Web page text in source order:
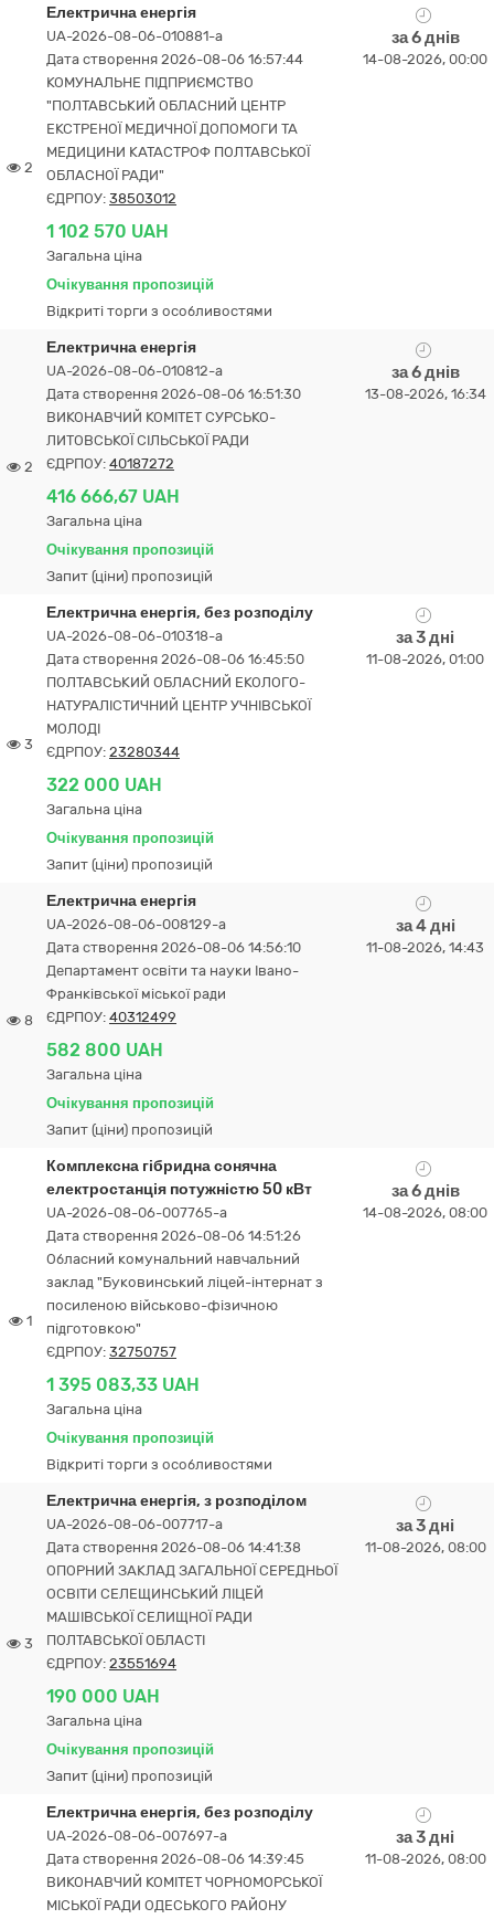
2
Електрична енергія
UA-2026-08-06-010881-a
Дата створення 2026-08-06 16:57:44
КОМУНАЛЬНЕ ПІДПРИЄМСТВО
"ПОЛТАВСЬКИЙ ОБЛАСНИЙ ЦЕНТР
ЕКСТРЕНОЇ МЕДИЧНОЇ ДОПОМОГИ ТА
МЕДИЦИНИ КАТАСТРОФ ПОЛТАВСЬКОЇ
ОБЛАСНОЇ РАДИ"
ЄДРПОУ: 38503012
1 102 570 UAH
Загальна ціна
Очікування пропозицій
Відкриті торги з особливостями
за 6 днів
14-08-2026, 00:00
2
Електрична енергія
UA-2026-08-06-010812-a
Дата створення 2026-08-06 16:51:30
ВИКОНАВЧИЙ КОМІТЕТ СУРСЬКО-
ЛИТОВСЬКОЇ СІЛЬСЬКОЇ РАДИ
ЄДРПОУ: 40187272
416 666,67 UAH
Загальна ціна
Очікування пропозицій
Запит (ціни) пропозицій
за 6 днів
13-08-2026, 16:34
3
Електрична енергія, без розподілу
UA-2026-08-06-010318-a
Дата створення 2026-08-06 16:45:50
ПОЛТАВСЬКИЙ ОБЛАСНИЙ ЕКОЛОГО-
НАТУРАЛІСТИЧНИЙ ЦЕНТР УЧНІВСЬКОЇ
МОЛОДІ
ЄДРПОУ: 23280344
322 000 UAH
Загальна ціна
Очікування пропозицій
Запит (ціни) пропозицій
за 3 дні
11-08-2026, 01:00
8
Електрична енергія
UA-2026-08-06-008129-a
Дата створення 2026-08-06 14:56:10
Департамент освіти та науки Івано-
Франківської міської ради
ЄДРПОУ: 40312499
582 800 UAH
Загальна ціна
Очікування пропозицій
Запит (ціни) пропозицій
за 4 дні
11-08-2026, 14:43
1
Комплексна гібридна сонячна
електростанція потужністю 50 кВт
UA-2026-08-06-007765-a
Дата створення 2026-08-06 14:51:26
Обласний комунальний навчальний
заклад "Буковинський ліцей-інтернат з
посиленою військово-фізичною
підготовкою"
ЄДРПОУ: 32750757
1 395 083,33 UAH
Загальна ціна
Очікування пропозицій
Відкриті торги з особливостями
за 6 днів
14-08-2026, 08:00
3
Електрична енергія, з розподілом
UA-2026-08-06-007717-a
Дата створення 2026-08-06 14:41:38
ОПОРНИЙ ЗАКЛАД ЗАГАЛЬНОЇ СЕРЕДНЬОЇ
ОСВІТИ СЕЛЕЩИНСЬКИЙ ЛІЦЕЙ
МАШІВСЬКОЇ СЕЛИЩНОЇ РАДИ
ПОЛТАВСЬКОЇ ОБЛАСТІ
ЄДРПОУ: 23551694
190 000 UAH
Загальна ціна
Очікування пропозицій
Запит (ціни) пропозицій
за 3 дні
11-08-2026, 08:00
Електрична енергія, без розподілу
UA-2026-08-06-007697-a
Дата створення 2026-08-06 14:39:45
ВИКОНАВЧИЙ КОМІТЕТ ЧОРНОМОРСЬКОЇ
МІСЬКОЇ РАДИ ОДЕСЬКОГО РАЙОНУ
за 3 дні
11-08-2026, 08:00